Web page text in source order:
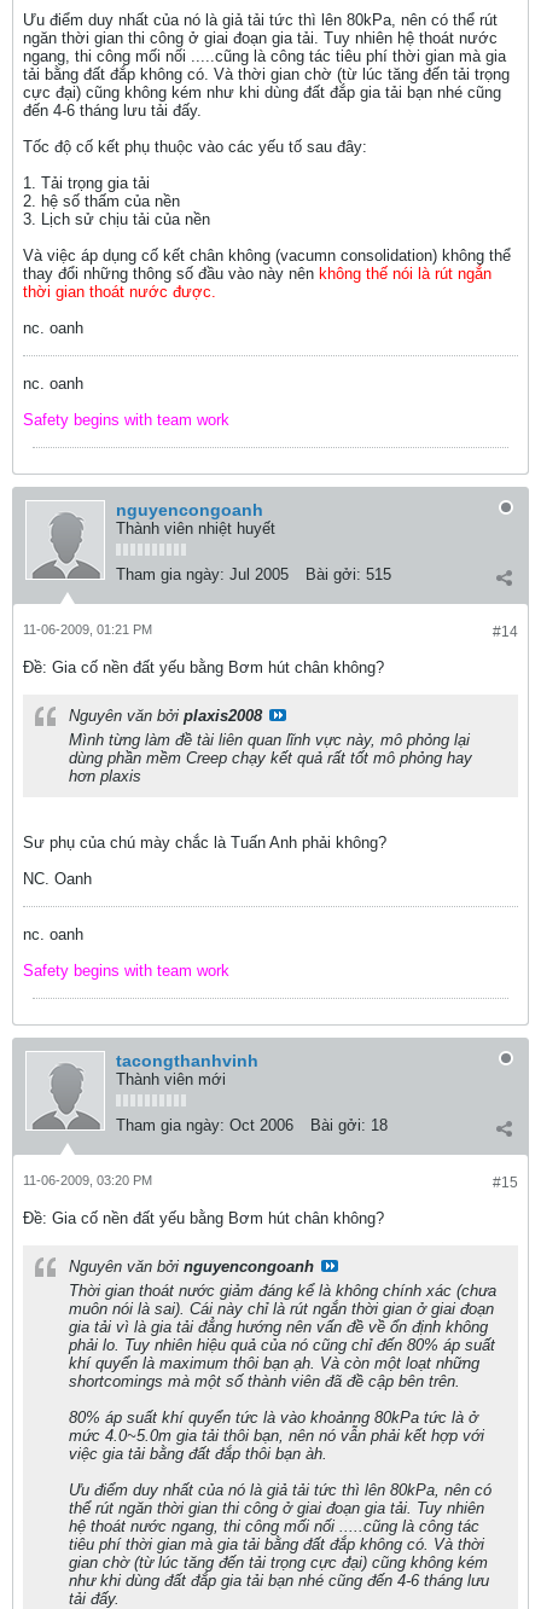
Ưu điểm duy nhất của nó là giả tải tức thì lên 80kPa, nên có thể rút
ngăn thời gian thi công ở giai đoạn gia tải. Tuy nhiên hệ thoát nước
ngang, thi công mối nối .....cũng là công tác tiêu phí thời gian mà gia
tải bằng đất đắp không có. Và thời gian chờ (từ lúc tăng đến tải trọng
cực đại) cũng không kém như khi dùng đất đắp gia tải bạn nhé cũng
đến 4-6 tháng lưu tải đấy.
Tốc độ cố kết phụ thuộc vào các yếu tố sau đây:
1. Tải trọng gia tải
2. hệ số thấm của nền
3. Lịch sử chịu tải của nền
Và việc áp dụng cố kết chân không (vacumn consolidation) không thể
thay đổi những thông số đầu vào này nên không thế nói là rút ngắn
thời gian thoát nước được.
nc. oanh
nc. oanh
Safety begins with team work
nguyencongoanh
Thành viên nhiệt huyết
Tham gia ngày: Jul 2005 Bài gởi: 515
#14
11-06-2009, 01:21 PM
Ðề: Gia cố nền đất yếu bằng Bơm hút chân không?
Nguyên văn bởi plaxis2008
Mình từng làm đề tài liên quan lĩnh vực này, mô phỏng lại
dùng phần mềm Creep chạy kết quả rất tốt mô phỏng hay
hơn plaxis
Sư phụ của chú mày chắc là Tuấn Anh phải không?
NC. Oanh
nc. oanh
Safety begins with team work
tacongthanhvinh
Thành viên mới
Tham gia ngày: Oct 2006 Bài gởi: 18
#15
11-06-2009, 03:20 PM
Ðề: Gia cố nền đất yếu bằng Bơm hút chân không?
Nguyên văn bởi nguyencongoanh
Thời gian thoát nước giảm đáng kể là không chính xác (chưa
muôn nói là sai). Cái này chỉ là rút ngắn thời gian ở giai đoạn
gia tải vì là gia tải đẳng hướng nên vấn đề về ổn định không
phải lo. Tuy nhiên hiệu quả của nó cũng chỉ đến 80% áp suất
khí quyển là maximum thôi bạn ạh. Và còn một loạt những
shortcomings mà một số thành viên đã đề cập bên trên.
80% áp suất khí quyển tức là vào khoảnng 80kPa tức là ở
mức 4.0~5.0m gia tải thôi bạn, nên nó vẫn phải kết hợp với
việc gia tải bằng đất đắp thôi bạn àh.
Ưu điểm duy nhất của nó là giả tải tức thì lên 80kPa, nên có
thể rút ngăn thời gian thi công ở giai đoạn gia tải. Tuy nhiên
hệ thoát nước ngang, thi công mối nối .....cũng là công tác
tiêu phí thời gian mà gia tải bằng đất đắp không có. Và thời
gian chờ (từ lúc tăng đến tải trọng cực đại) cũng không kém
như khi dùng đất đắp gia tải bạn nhé cũng đến 4-6 tháng lưu
tải đấy.